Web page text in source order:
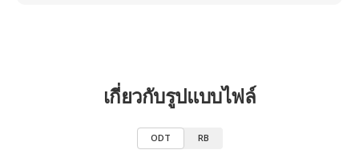
เกี่ยวกับรูปแบบไฟล์
ODT RB